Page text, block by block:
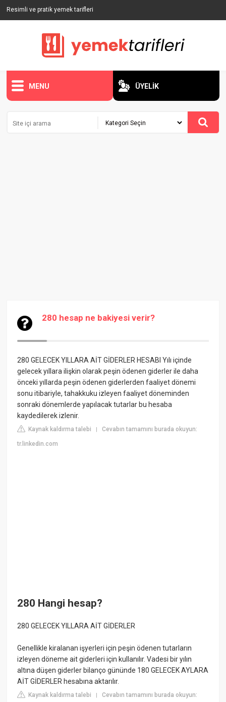
Resimli ve pratik yemek tarifleri
MENU ÜYELİK
280 hesap ne bakiyesi verir?
280 GELECEK YILLARA AİT GİDERLER HESABI Yılı içinde
gelecek yıllara ilişkin olarak peşin ödenen giderler ile daha
önceki yıllarda peşin ödenen giderlerden faaliyet dönemi
sonu itibariyle, tahakkuku izleyen faaliyet döneminden
sonraki dönemlerde yapılacak tutarlar bu hesaba
kaydedilerek izlenir.
Kaynak kaldırma talebi |Cevabın tamamını burada okuyun:
tr.linkedin.com
280 Hangi hesap?
280 GELECEK YILLARA AİT GİDERLER
Genellikle kiralanan işyerleri için peşin ödenen tutarların
izleyen döneme ait giderleri için kullanılır. Vadesi bir yılın
altına düşen giderler bilanço gününde 180 GELECEK AYLARA
AİT GİDERLER hesabına aktarılır.
Kaynak kaldırma talebi |Cevabın tamamını burada okuyun: